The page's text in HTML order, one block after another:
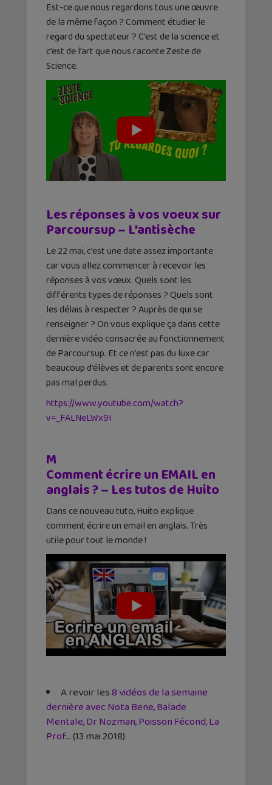
Est-ce que nous regardons tous une œuvre
de la même façon ? Comment étudier le
regard du spectateur ? C’est de la science et
c’est de l’art que nous raconte Zeste de
Science.
Les réponses à vos voeux sur
Parcoursup – L’antisèche
Le 22 mai, c’est une date assez importante
car vous allez commencer à recevoir les
réponses à vos vœux. Quels sont les
différents types de réponses ? Quels sont
les délais à respecter ? Auprès de qui se
renseigner ? On vous explique ça dans cette
dernière vidéo consacrée au fonctionnement
de Parcoursup. Et ce n’est pas du luxe car
beaucoup d’élèves et de parents sont encore
pas mal perdus.
https://www.youtube.com/watch?
v=_FALNeLWx9I
M
Comment écrire un EMAIL en
anglais ? – Les tutos de Huito
Dans ce nouveau tuto, Huito explique
comment écrire un email en anglais. Très
utile pour tout le monde !
A revoir les8 vidéos de la semaine
dernière avec Nota Bene, Balade
Mentale, Dr Nozman, Poisson Fécond, La
Prof…(13 mai 2018)